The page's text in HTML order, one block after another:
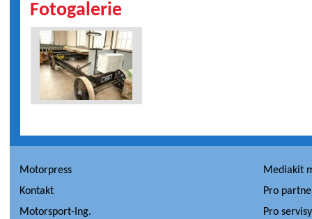
Fotogalerie
Motorpress
Mediakit
Kontakt
Pro
Motorsport-Ing.
Pro servisy